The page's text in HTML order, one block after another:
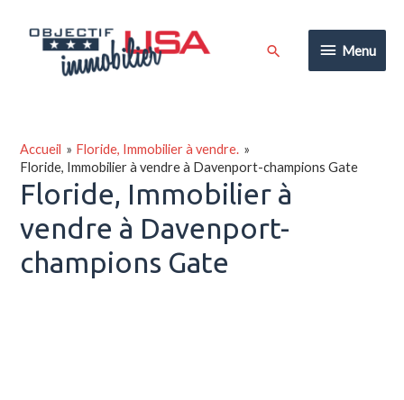
contenu
Menu
Menu
Rechercher
Accueil
Floride, Immobilier à vendre.
Floride, Immobilier à vendre à Davenport-champions Gate
Floride, Immobilier à
vendre à Davenport-
champions Gate